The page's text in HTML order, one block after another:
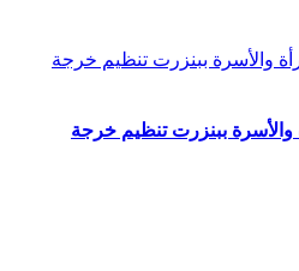
والأسرة ببنزرت تنظيم خرجة